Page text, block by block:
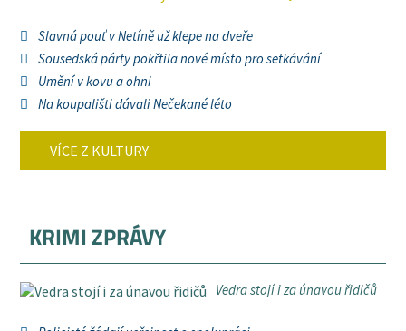
Slavná pouť v Netíně už klepe na dveře
Sousedská párty pokřtila nové místo pro setkávání
Umění v kovu a ohni
Na koupališti dávali Nečekané léto
VÍCE Z KULTURY
KRIMI ZPRÁVY
Vedra stojí i za únavou řidičů